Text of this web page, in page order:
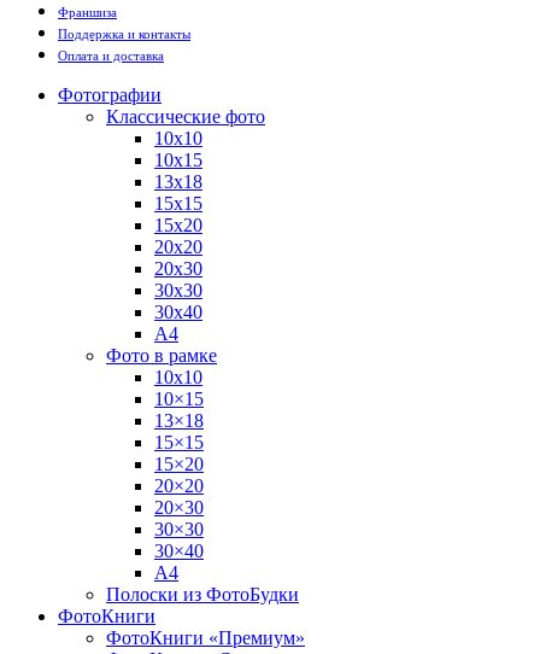
Франшиза
Поддержка и контакты
Оплата и доставка
Фотографии
Классические фото
10х10
10х15
13х18
15х15
15х20
20х20
20х30
30х30
30х40
А4
Фото в рамке
10х10
10×15
13×18
15×15
15×20
20×20
20×30
30×30
30×40
A4
Полоски из ФотоБудки
ФотоКниги
ФотоКниги «Премиум»